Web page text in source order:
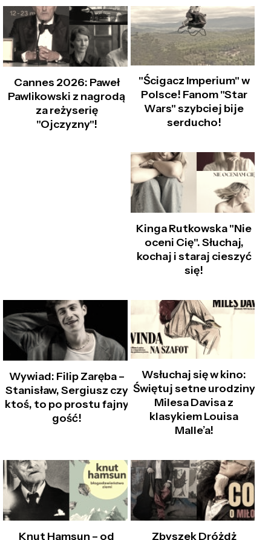
Cannes 2026: Paweł
Pawlikowski z nagrodą
za reżyserię
"Ojczyzny"!
"Ścigacz Imperium" w
Polsce! Fanom "Star
Wars" szybciej bije
serducho!
Kinga Rutkowska "Nie
oceni Cię". Słuchaj,
kochaj i staraj cieszyć
się!
Wywiad: Filip Zaręba –
Stanisław, Sergiusz czy
ktoś, to po prostu fajny
gość!
Wsłuchaj się w kino:
Świętuj setne urodziny
Milesa Davisa z
klasykiem Louisa
Malle’a!
Knut Hamsun – od Zbyszek Dróżdż